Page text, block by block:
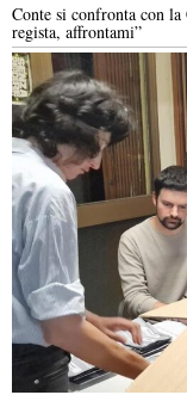
Conte si confronta con
regista, affrontami”